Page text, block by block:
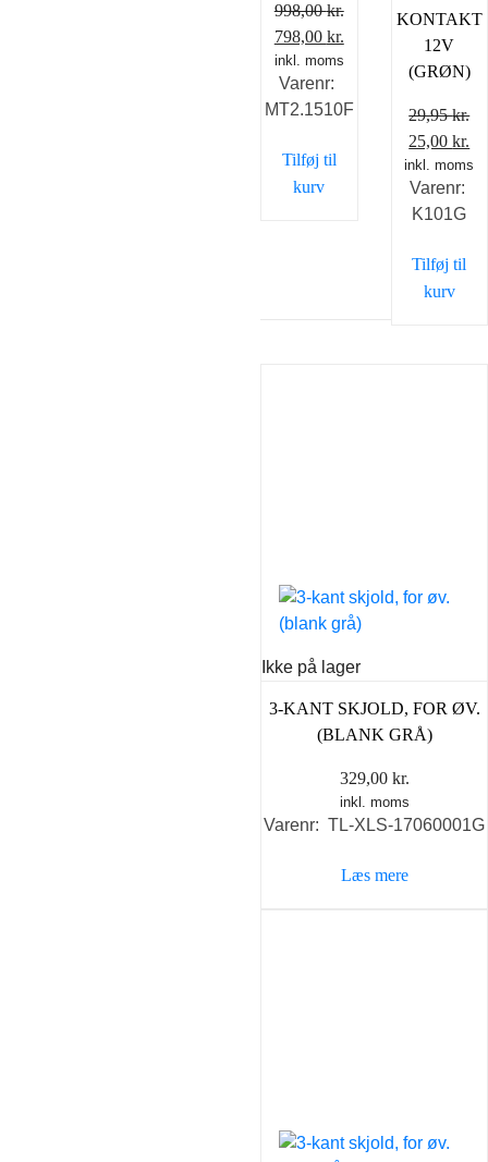
998,00kr.
Den
oprindelige
pris
var:
798,00 kr.
aktuelle
er:
798,00 kr..
inkl. moms
Varenr:
MT2.1510F
Tilføj til
kurv
KONTAKT
12V
(GRØN)
29,95kr.
Den
pris
var:
25,00kr.
inkl. moms
Varenr:
K101G
Tilføj til
kurv
Ikke på lager
3-KANT SKJOLD, FOR ØV.
(BLANK GRÅ)
329,00 kr.
inkl. moms
Varenr: TL-XLS-17060001G
Læs mere